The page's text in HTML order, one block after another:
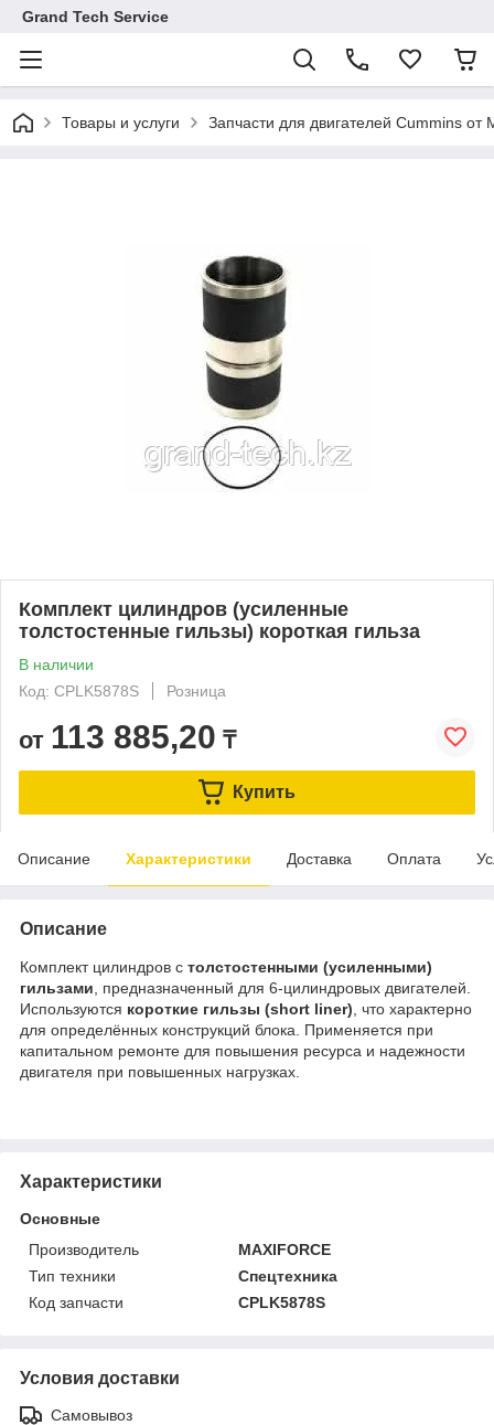
Grand Tech Service
Товары и услуги Запчасти для двигателей Cummins от
Комплект цилиндров (усиленные
толстостенные гильзы) короткая гильза
В наличии
Код: CPLK5878S
Розница
от 113 885,20 ₸
Купить
Описание Характеристики Доставка Оплата
Описание
Комплект цилиндров с толстостенными (усиленными)
гильзами , предназначенный для 6-цилиндровых двигателей.
Используются короткие гильзы (short liner) , что характерно
для определённых конструкций блока. Применяется при
капитальном ремонте для повышения ресурса и надежности
двигателя при повышенных нагрузках.
Характеристики
Основные
Производитель
MAXIFORCE
Тип техники
Спецтехника
Код запчасти
CPLK5878S
Условия доставки
Самовывоз